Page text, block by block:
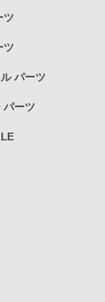
ツ
ツ
パーツ
パーツ